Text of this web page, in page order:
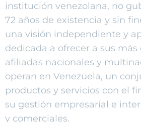
institución venezolana, no
72 años de existencia y sin
una visión independiente y
dedicada a ofrecer a sus
afiliadas nacionales y
operan en Venezuela, un
productos y servicios con el
su gestión empresarial e
y comerciales.